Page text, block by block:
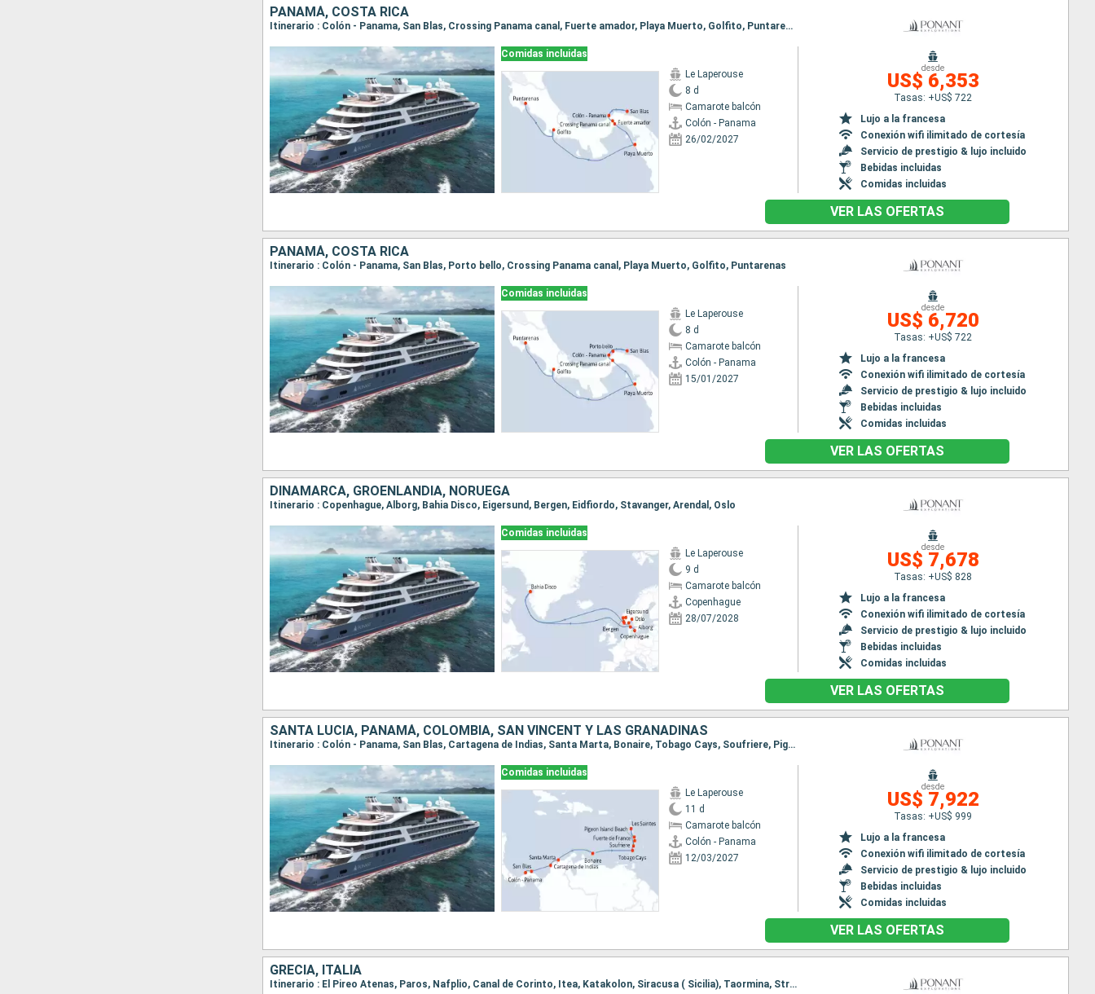
PANAMÁ, COSTA RICA
Itinerario : Colón - Panama, San Blas, Crossing Panama canal, Fuerte amador, Playa Muerto, Golfito, Puntarenas
Comidas incluidas
Le Laperouse
8 d
Camarote balcón
Colón - Panama
26/02/2027
desde
US$ 6,353
Tasas: +US$ 722
Lujo a la francesa
Conexión wifi ilimitado de cortesía
Servicio de prestigio & lujo incluido
Bebidas incluidas
Comidas incluidas
VER LAS OFERTAS
PANAMÁ, COSTA RICA
Itinerario : Colón - Panama, San Blas, Porto bello, Crossing Panama canal, Playa Muerto, Golfito, Puntarenas
Comidas incluidas
Le Laperouse
8 d
Camarote balcón
Colón - Panama
15/01/2027
desde
US$ 6,720
Tasas: +US$ 722
Lujo a la francesa
Conexión wifi ilimitado de cortesía
Servicio de prestigio & lujo incluido
Bebidas incluidas
Comidas incluidas
VER LAS OFERTAS
DINAMARCA, GROENLANDIA, NORUEGA
Itinerario : Copenhague, Alborg, Bahia Disco, Eigersund, Bergen, Eidfiordo, Stavanger, Arendal, Oslo
Comidas incluidas
Le Laperouse
9 d
Camarote balcón
Copenhague
28/07/2028
desde
US$ 7,678
Tasas: +US$ 828
Lujo a la francesa
Conexión wifi ilimitado de cortesía
Servicio de prestigio & lujo incluido
Bebidas incluidas
Comidas incluidas
VER LAS OFERTAS
SANTA LUCIA, PANAMÁ, COLOMBIA, SAN VINCENT Y LAS GRANADINAS
Itinerario : Colón - Panama, San Blas, Cartagena de Indias, Santa Marta, Bonaire, Tobago Cays, Soufriere, Pigeon Island Beach, Les Saintes, Soufriere, Les Saintes, Fort-de-France
Comidas incluidas
Le Laperouse
11 d
Camarote balcón
Colón - Panama
12/03/2027
desde
US$ 7,922
Tasas: +US$ 999
Lujo a la francesa
Conexión wifi ilimitado de cortesía
Servicio de prestigio & lujo incluido
Bebidas incluidas
Comidas incluidas
VER LAS OFERTAS
GRECIA, ITALIA
Itinerario : El Pireo Atenas, Paros, Nafplio, Canal de Corinto, Itea, Katakolon, Siracusa ( Sicilia), Taormina, Stromboli, Salerno, Civitavecchia - Roma